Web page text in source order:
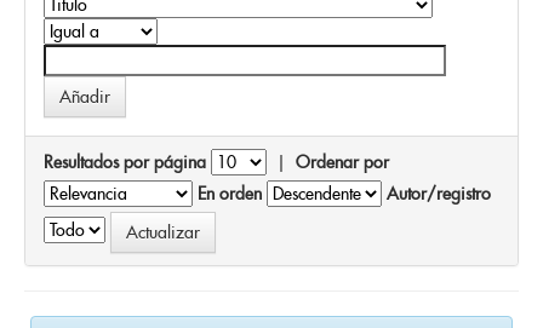
Resultados por página | Ordenar por
En orden
Autor/registro